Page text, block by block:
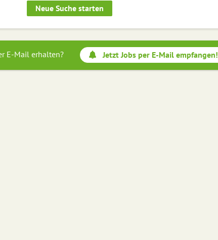
Neue Suche starten
E-Mail erhalten? Jetzt Jobs per E-Mail empfangen!